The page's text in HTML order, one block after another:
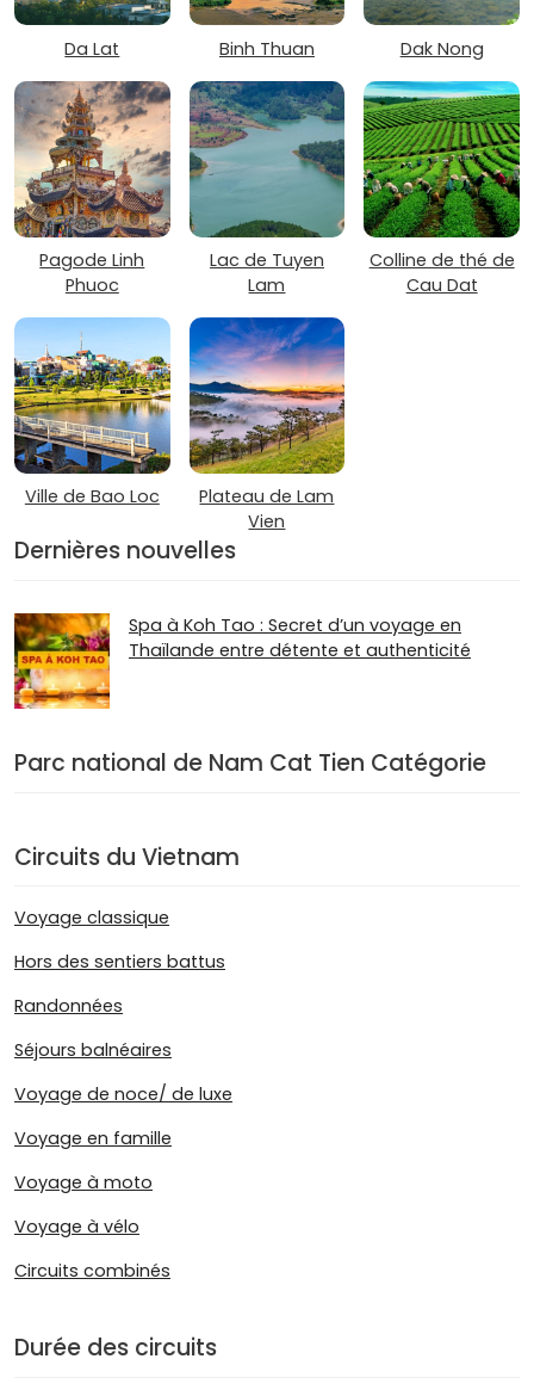
Da Lat Binh Thuan Dak Nong
Pagode Linh
Phuoc
Lac de Tuyen
Lam
Colline de thé de
Cau Dat
Ville de Bao Loc
Plateau de Lam
Vien
Dernières nouvelles
Spa à Koh Tao : Secret d’un voyage en
Thaïlande entre détente et authenticité
Parc national de Nam Cat Tien Catégorie
Circuits du Vietnam
Voyage classique
Hors des sentiers battus
Randonnées
Séjours balnéaires
Voyage de noce/ de luxe
Voyage en famille
Voyage à moto
Voyage à vélo
Circuits combinés
Durée des circuits